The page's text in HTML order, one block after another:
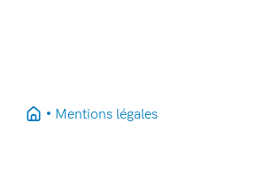
Mentions légales